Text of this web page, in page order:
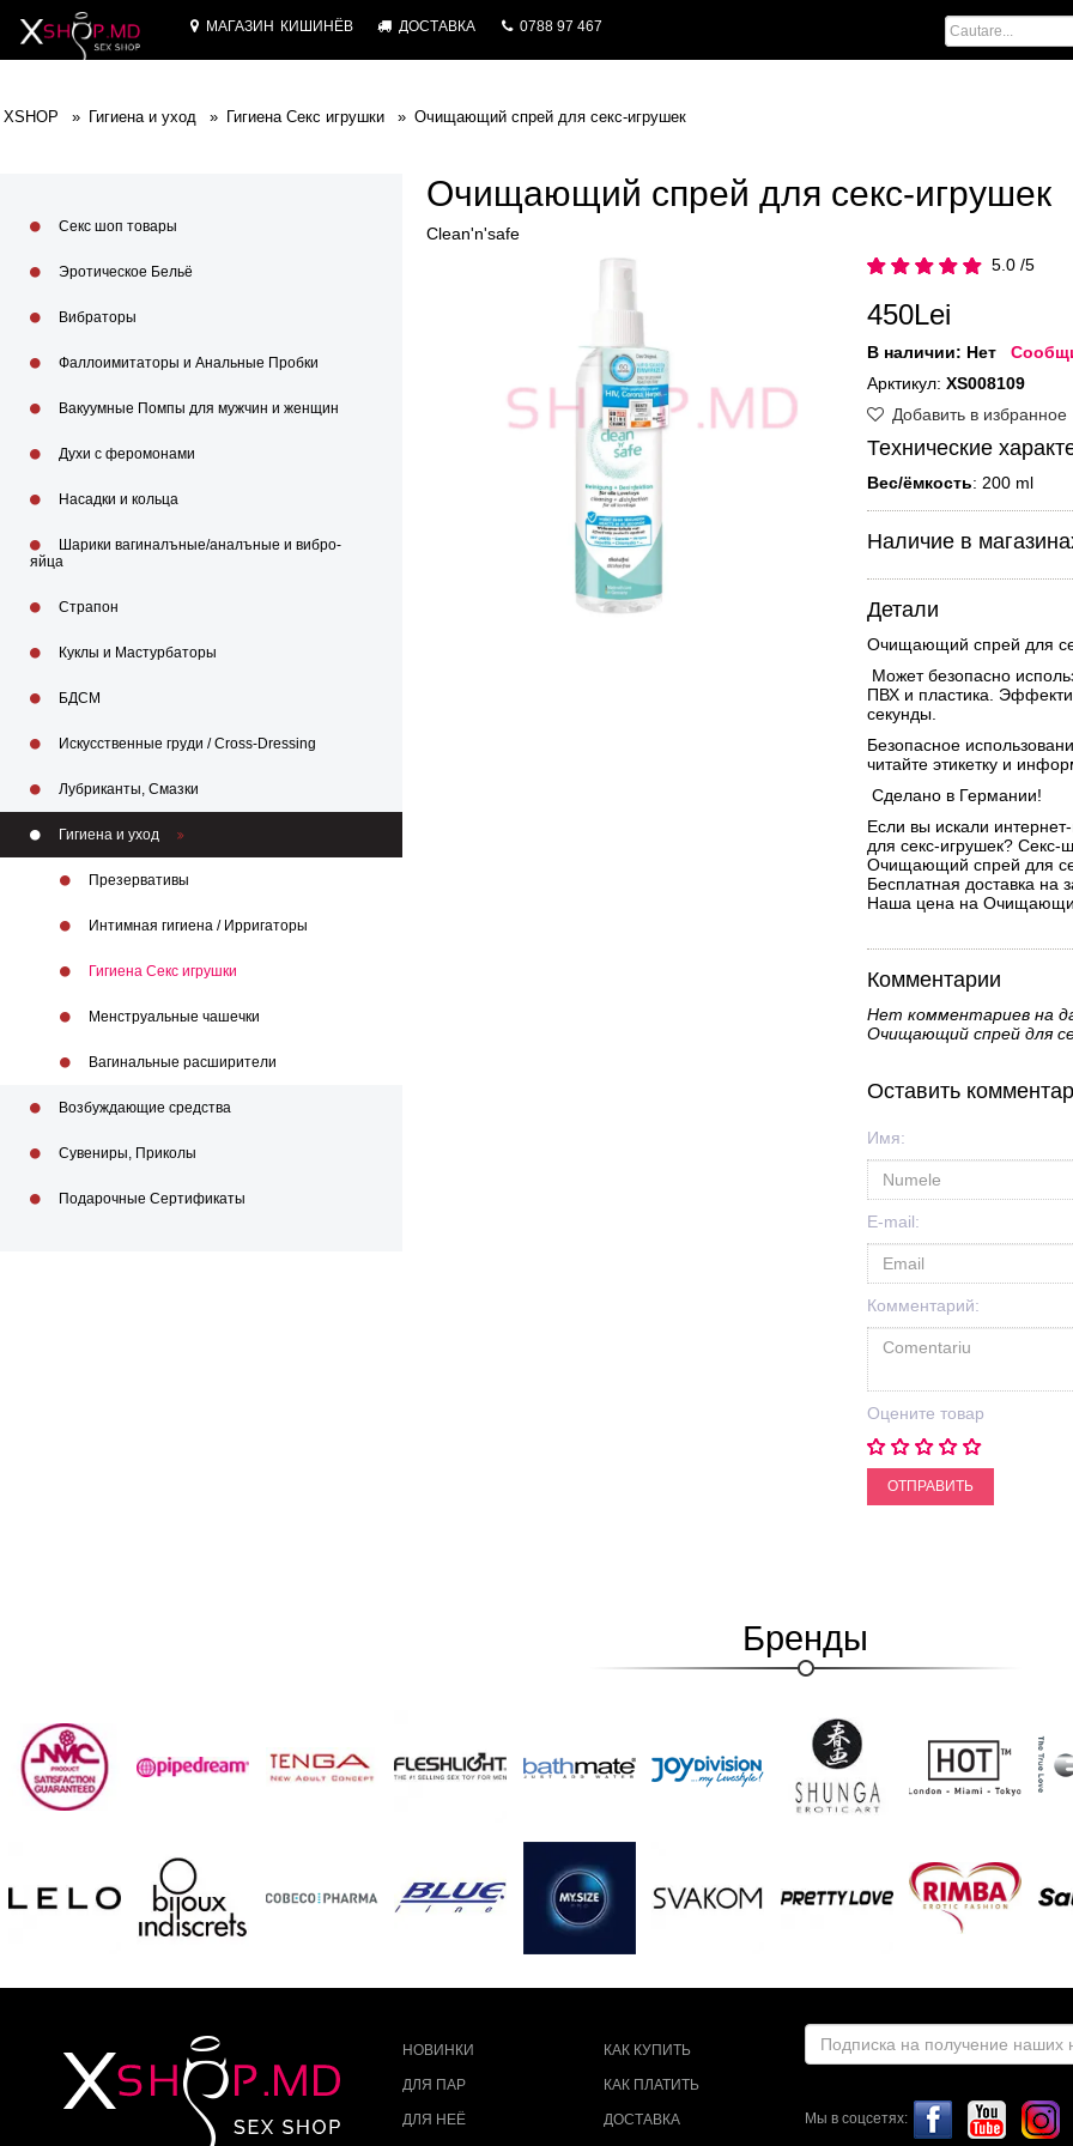
МАГАЗИН КИШИНЁВ ДОСТАВКА 0788 97 467
XSHOP Гигиена и уход Гигиена Секс игрушки Очищающий спрей для секс-игрушек
Очищающий спрей для секс-игрушек
Clean'n'safe
5.0 /5
450Lei
В наличии: Нет
Арктикул: XS008109
Добавить в избранное
Технические
Вес/ёмкость: 200 ml
Наличие в
Детали
Очищающий спрей для
Может безопасно
ПВХ и пластика.
секунды.
Безопасное
читайте этикетку и
Сделано в Германии!
Если вы искали
для секс-игрушек?
Очищающий спрей для
Бесплатная доставка на
Наша цена на
Комментарии
Нет комментариев на
Очищающий спрей для
Оставить
Имя:
E-mail:
Комментарий:
Оцените товар
ОТПРАВИТЬ
Секс шоп товары
Эротическое Бельё
Вибраторы
Фаллоимитаторы и Анальные Пробки
Вакуумные Помпы для мужчин и женщин
Духи с феромонами
Насадки и кольца
Шарики вагиналъные/аналъные и вибро-
яйца
Страпон
Куклы и Мастурбаторы
БДСМ
Искусственные груди / Cross-Dressing
Лубриканты, Смазки
Гигиена и уход
Презервативы
Интимная гигиена / Ирригаторы
Гигиена Секс игрушки
Менструальные чашечки
Вагинальные расширители
Возбуждающие средства
Сувениры, Приколы
Подарочные Сертификаты
Бренды
НОВИНКИ
ДЛЯ ПАР
ДЛЯ НЕЁ
КАК КУПИТЬ
КАК ПЛАТИТЬ
ДОСТАВКА Мы в соцсетях: